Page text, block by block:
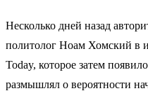
Несколько дней назад
политолог Ноам Хомский в
Today, которое затем
размышлял о вероятности